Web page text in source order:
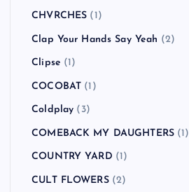
CHVRCHES (1)
Clap Your Hands Say Yeah (2)
Clipse (1)
COCOBAT (1)
Coldplay (3)
COMEBACK MY DAUGHTERS (1)
COUNTRY YARD (1)
CULT FLOWERS(2)